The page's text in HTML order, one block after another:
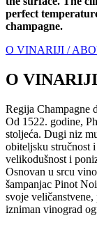
perfect
champagne.
O VINARIJI /
O
Regija Champagne
Od 1522. godine,
stoljeća. Dugi niz
obiteljsku stručnost
velikodušnost i
Osnovan u srcu
šampanjac Pinot
svoje
izniman vinograd